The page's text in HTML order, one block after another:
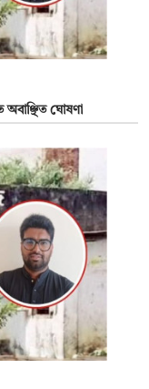
অবাঞ্ছিত ঘোষণা